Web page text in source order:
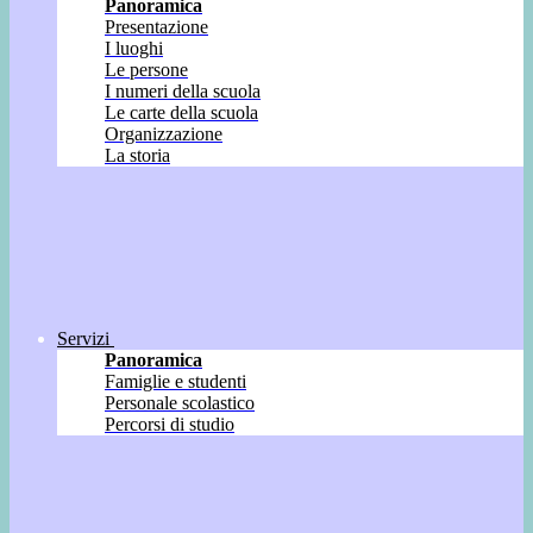
Panoramica
Presentazione
I luoghi
Le persone
I numeri della scuola
Le carte della scuola
Organizzazione
La storia
Servizi
Panoramica
Famiglie e studenti
Personale scolastico
Percorsi di studio